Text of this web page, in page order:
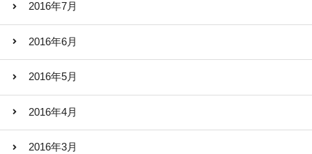
2016年7月
2016年6月
2016年5月
2016年4月
2016年3月